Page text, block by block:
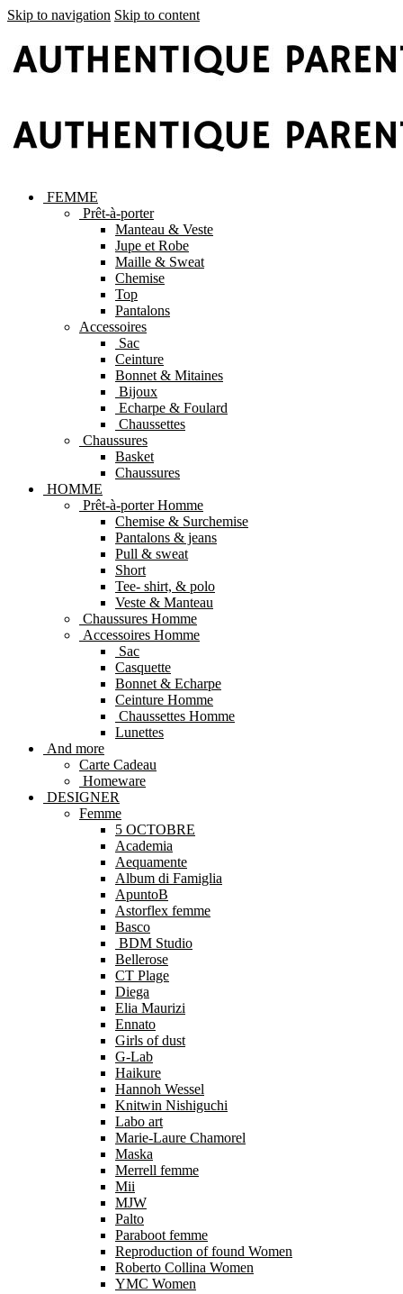
Skip to navigation Skip to content
FEMME
Prêt-à-porter
Manteau & Veste
Jupe et Robe
Maille & Sweat
Chemise
Top
Pantalons
Accessoires
Sac
Ceinture
Bonnet & Mitaines
Bijoux
Echarpe & Foulard
Chaussettes
Chaussures
Basket
Chaussures
HOMME
Prêt-à-porter Homme
Chemise & Surchemise
Pantalons & jeans
Pull & sweat
Short
Tee- shirt, & polo
Veste & Manteau
Chaussures Homme
Accessoires Homme
Sac
Casquette
Bonnet & Echarpe
Ceinture Homme
Chaussettes Homme
Lunettes
And more
Carte Cadeau
Homeware
DESIGNER
Femme
5 OCTOBRE
Academia
Aequamente
Album di Famiglia
ApuntoB
Astorflex femme
Basco
BDM Studio
Bellerose
CT Plage
Diega
Elia Maurizi
Ennato
Girls of dust
G-Lab
Haikure
Hannoh Wessel
Knitwin Nishiguchi
Labo art
Marie-Laure Chamorel
Maska
Merrell femme
Mii
MJW
Palto
Paraboot femme
Reproduction of found Women
Roberto Collina Women
YMC Women